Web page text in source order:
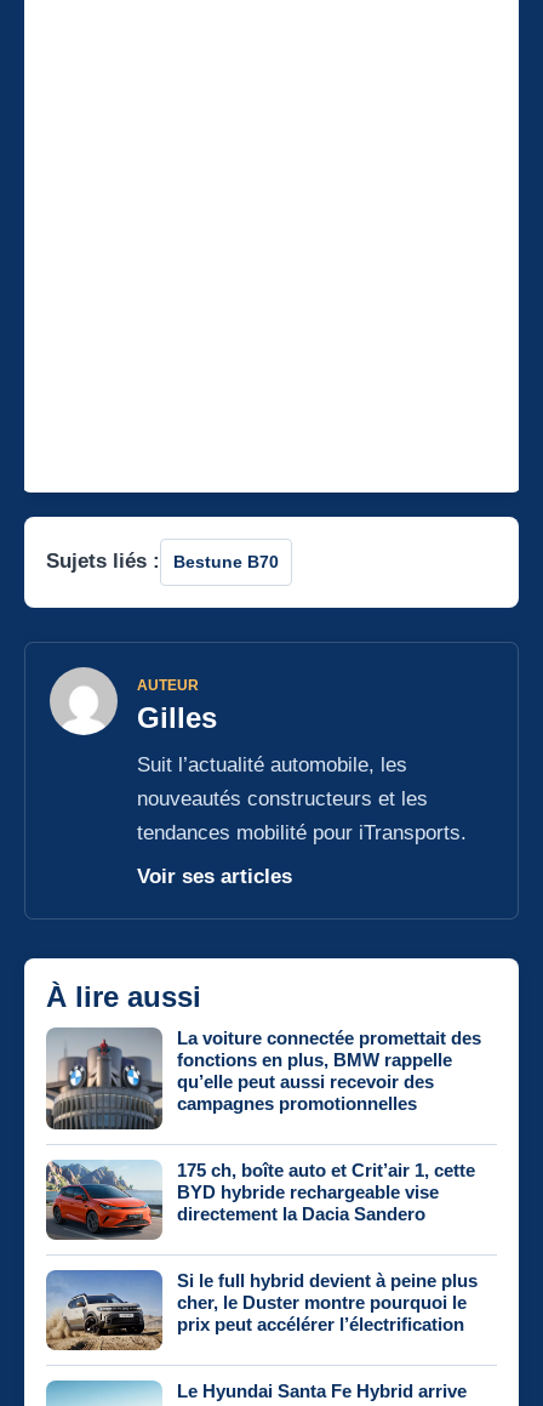
Sujets liés : Bestune B70
AUTEUR
Gilles
Suit l’actualité automobile, les
nouveautés constructeurs et les
tendances mobilité pour iTransports.
Voir ses articles
À lire aussi
La voiture connectée promettait des
fonctions en plus, BMW rappelle
qu’elle peut aussi recevoir des
campagnes promotionnelles
175 ch, boîte auto et Crit’air 1, cette
BYD hybride rechargeable vise
directement la Dacia Sandero
Si le full hybrid devient à peine plus
cher, le Duster montre pourquoi le
prix peut accélérer l’électrification
Le Hyundai Santa Fe Hybrid arrive